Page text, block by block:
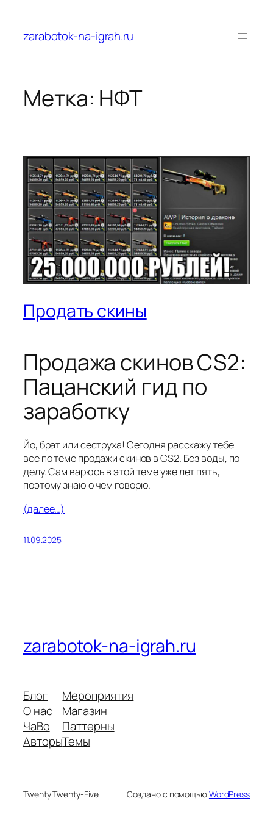
содержимому
zarabotok-na-igrah.ru
Метка: НФТ
Продать скины
Продажа скинов CS2:
Пацанский гид по
заработку
Йо, брат или сеструха! Сегодня расскажу тебе
все по теме продажи скинов в CS2. Без воды, по
делу. Сам варюсь в этой теме уже лет пять,
поэтому знаю о чем говорю.
(далее…)
11.09.2025
zarabotok-na-igrah.ru
Блог
О нас
ЧаВо
Авторы
Мероприятия
Магазин
Паттерны
Темы
Twenty Twenty-Five Создано с помощьюWordPress